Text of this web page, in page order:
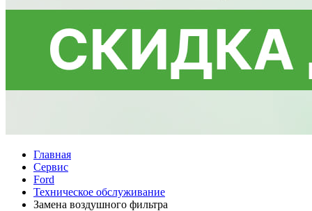
Главная
Сервис
Ford
Техническое обслуживание
Замена воздушного фильтра